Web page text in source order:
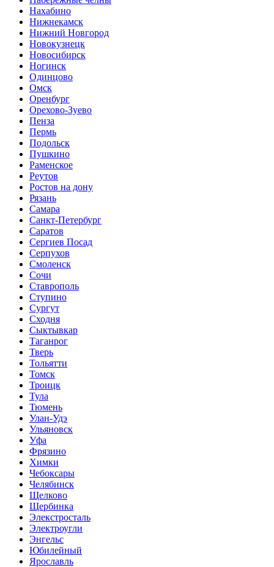
Нахабино
Нижнекамск
Нижний Новгород
Новокузнецк
Новосибирск
Ногинск
Одинцово
Омск
Оренбург
Орехово-Зуево
Пенза
Пермь
Подольск
Пушкино
Раменское
Реутов
Ростов на дону
Рязань
Самара
Санкт-Петербург
Саратов
Сергиев Посад
Серпухов
Смоленск
Сочи
Ставрополь
Ступино
Сургут
Сходня
Сыктывкар
Таганрог
Тверь
Тольятти
Томск
Троицк
Тула
Тюмень
Улан-Удэ
Ульяновск
Уфа
Фрязино
Химки
Чебоксары
Челябинск
Щелково
Щербинка
Элекстросталь
Электроугли
Энгельс
Юбилейный
Ярославль